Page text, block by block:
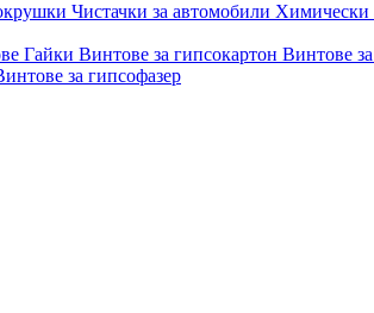
Чистачки за автомобили Химически
Гайки Винтове за гипсокартон Винтове
за гипсофазер